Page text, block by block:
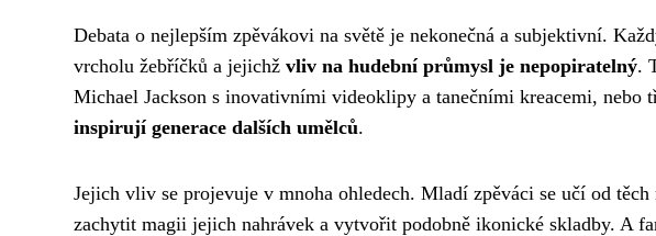
Debata o nejlepším zpěvákovi na světě je nekonečná a subjektivní.
vrcholu žebříčků a jejichž vliv na hudební průmysl je nepopiratelný.
Michael Jackson s inovativními videoklipy a tanečními kreacemi, nebo
inspirují generace dalších umělců.
Jejich vliv se projevuje v mnoha ohledech. Mladí zpěváci se učí od
zachytit magii jejich nahrávek a vytvořit podobně ikonické skladby. A